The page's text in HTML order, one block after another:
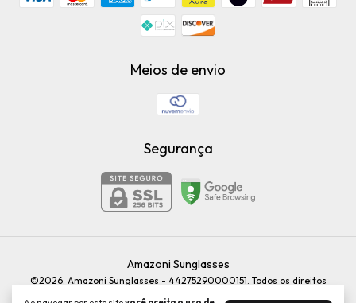
Meios de envio
Segurança
Amazoni Sunglasses
©2026. Amazoni Sunglasses - 44275290000151. Todos os direitos